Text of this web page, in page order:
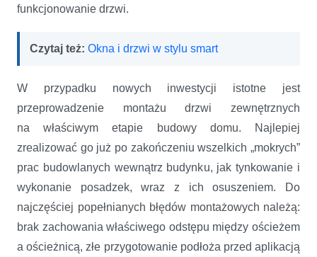
funkcjonowanie drzwi.
Czytaj też: Okna i drzwi w stylu smart
W przypadku nowych inwestycji istotne jest
przeprowadzenie montażu drzwi zewnętrznych
na właściwym etapie budowy domu. Najlepiej
zrealizować go już po zakończeniu wszelkich „mokrych”
prac budowlanych wewnątrz budynku, jak tynkowanie i
wykonanie posadzek, wraz z ich osuszeniem. Do
najczęściej popełnianych błędów montażowych należą:
brak zachowania właściwego odstępu między ościeżem
a ościeżnicą, złe przygotowanie podłoża przed aplikacją